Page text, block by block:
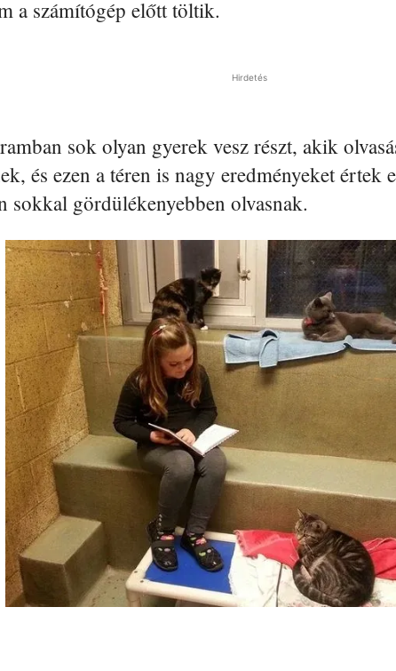
a számítógép előtt töltik.
Hirdetés
sok olyan gyerek vesz részt, akik
és ezen a téren is nagy eredményeket értek
sokkal gördülékenyebben olvasnak.